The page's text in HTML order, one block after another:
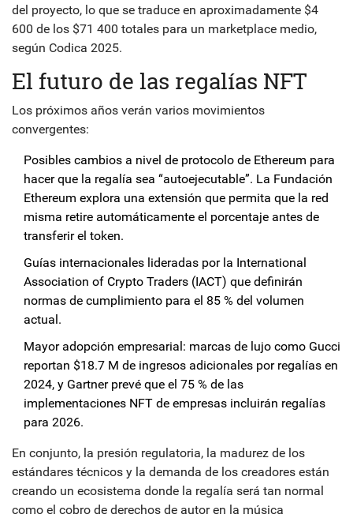
del proyecto, lo que se traduce en aproximadamente $4
600 de los $71 400 totales para un marketplace medio,
según Codica 2025.
El futuro de las regalías NFT
Los próximos años verán varios movimientos
convergentes:
Posibles cambios a nivel de protocolo de Ethereum para
hacer que la regalía sea “autoejecutable”. La Fundación
Ethereum explora una extensión que permita que la red
misma retire automáticamente el porcentaje antes de
transferir el token.
Guías internacionales lideradas por la International
Association of Crypto Traders (IACT) que definirán
normas de cumplimiento para el 85 % del volumen
actual.
Mayor adopción empresarial: marcas de lujo como Gucci
reportan $18.7 M de ingresos adicionales por regalías en
2024, y Gartner prevé que el 75 % de las
implementaciones NFT de empresas incluirán regalías
para 2026.
En conjunto, la presión regulatoria, la madurez de los
estándares técnicos y la demanda de los creadores están
creando un ecosistema donde la regalía será tan normal
como el cobro de derechos de autor en la música